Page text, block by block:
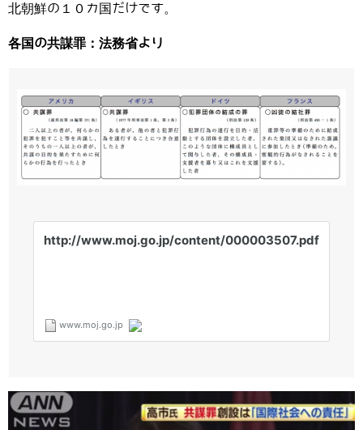
北朝鮮の１０カ国だけです。
各国の共謀罪：法務省より